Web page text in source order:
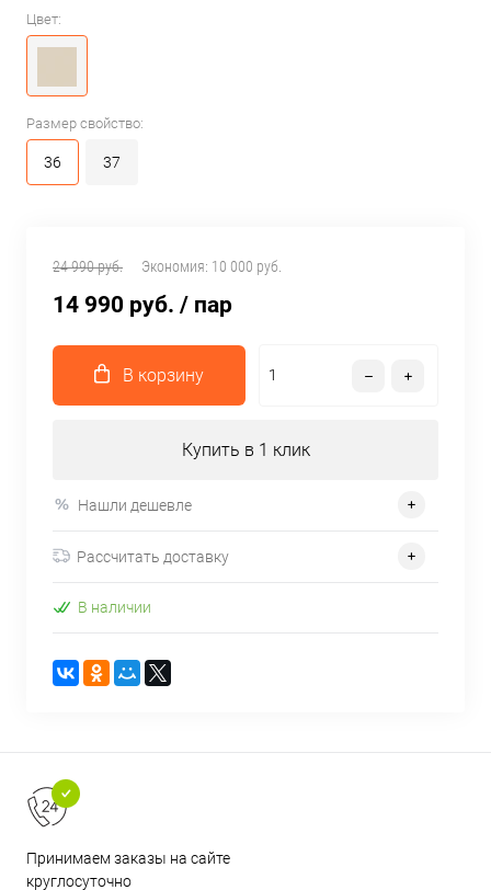
Цвет:
Размер свойство:
36 37
24 990 руб. Экономия: 10 000 руб.
14 990 руб. / пар
В корзину
Купить в 1 клик
Нашли дешевле
Рассчитать доставку
В наличии
Принимаем заказы на сайте
круглосуточно